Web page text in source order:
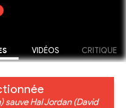
VIDÉOS CRITIQUE
sauve Hal Jordan (David